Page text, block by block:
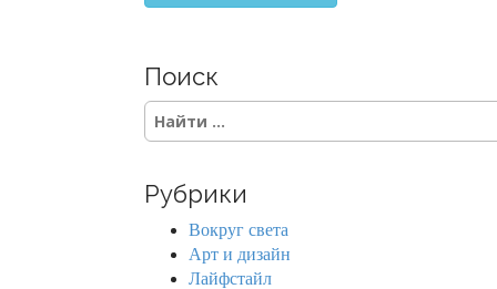
Поиск
S
c
Рубрики
Вокруг света
Арт и дизайн
Лайфстайл